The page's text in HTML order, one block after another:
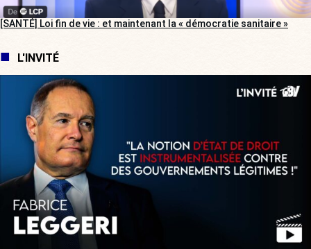
[SANTÉ] Loi fin de vie : et maintenant la « démocratie sanitaire »
L'INVITÉ